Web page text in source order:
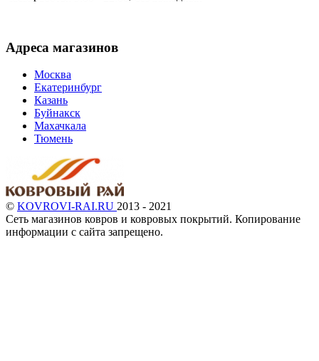
Адреса магазинов
Москва
Екатеринбург
Казань
Буйнакск
Махачкала
Тюмень
© KOVROVI-RAI.RU 2013 - 2021
Сеть магазинов ковров и ковровых покрытий. Копирование
информации с сайта запрещено.